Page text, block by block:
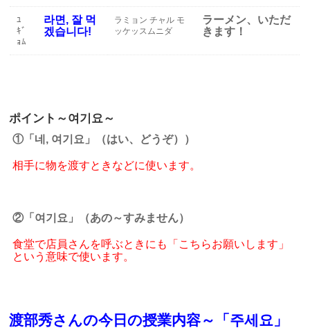
ﾕ
ｷﾞ
ｮﾑ
라면, 잘 먹
겠습니다!
ラミョン チャル モ
ッケッスムニダ
ラーメン、いただ
きます！
ポイント～여기요～
①「네, 여기요」（はい、どうぞ））
相手に物を渡すときなどに使います。
②「여기요」（あの～すみません）
食堂で店員さんを呼ぶときにも「こちらお願いします」
という意味で使います。
渡部秀さんの今日の授業内容～「주세요」